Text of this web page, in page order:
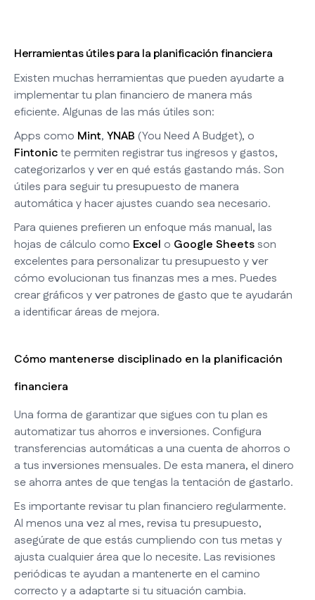
Herramientas útiles para la planificación financiera
Existen muchas herramientas que pueden ayudarte a
implementar tu plan financiero de manera más
eficiente. Algunas de las más útiles son:
Apps como Mint, YNAB (You Need A Budget), o
Fintonicte permiten registrar tus ingresos y gastos,
categorizarlos y ver en qué estás gastando más. Son
útiles para seguir tu presupuesto de manera
automática y hacer ajustes cuando sea necesario.
Para quienes prefieren un enfoque más manual, las
hojas de cálculo como Excel o Google Sheets son
excelentes para personalizar tu presupuesto y ver
cómo evolucionan tus finanzas mes a mes. Puedes
crear gráficos y ver patrones de gasto que te ayudarán
a identificar áreas de mejora.
Cómo mantenerse disciplinado en la planificación
financiera
Una forma de garantizar que sigues con tu plan es
automatizar tus ahorros e inversiones. Configura
transferencias automáticas a una cuenta de ahorros o
a tus inversiones mensuales. De esta manera, el dinero
se ahorra antes de que tengas la tentación de gastarlo.
Es importante revisar tu plan financiero regularmente.
Al menos una vez al mes, revisa tu presupuesto,
asegúrate de que estás cumpliendo con tus metas y
ajusta cualquier área que lo necesite. Las revisiones
periódicas te ayudan a mantenerte en el camino
correcto y a adaptarte si tu situación cambia.